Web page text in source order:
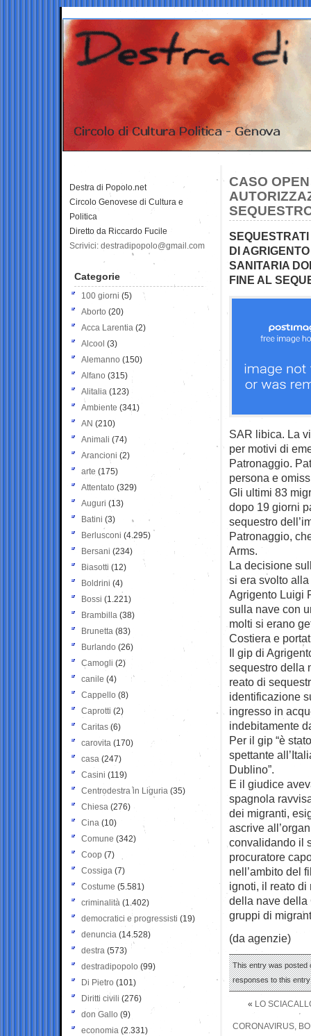
CASO
DI
SANITARIA
FINE AL
SAR libica. La
per motivi di
Patronaggio.
persona e
Gli ultimi 83
dopo 19 giorni
sequestro
Patronaggio,
Arms.
La decisione
si era svolto
Agrigento Luigi
sulla nave con
molti si erano
Costiera e
Il gip di
sequestro della
reato di
identificazione
ingresso in
indebitamente
Per il gip “è
spettante
Dublino”.
E il giudice
spagnola
dei migranti,
ascrive
convalidando il
procuratore
nell’ambito del
ignoti, il reato
della nave della
gruppi di
(da agenzie)
This entry was posted
responses to this
« LO
CORONAVIRUS,
Destra di Popolo.net
Circolo Genovese di Cultura e
Politica
Diretto da Riccardo Fucile
Scrivici: destradipopolo@gmail.com
Categorie
100 giorni (5)
Aborto (20)
Acca Larentia (2)
Alcool (3)
Alemanno (150)
Alfano (315)
Alitalia (123)
Ambiente (341)
AN (210)
Animali (74)
Arancioni (2)
arte (175)
Attentato (329)
Auguri (13)
Batini (3)
Berlusconi (4.295)
Bersani (234)
Biasotti (12)
Boldrini (4)
Bossi (1.221)
Brambilla (38)
Brunetta (83)
Burlando (26)
Camogli (2)
canile (4)
Cappello (8)
Caprotti (2)
Caritas (6)
carovita (170)
casa (247)
Casini (119)
Centrodestra in Liguria (35)
Chiesa (276)
Cina (10)
Comune (342)
Coop (7)
Cossiga (7)
Costume (5.581)
criminalità (1.402)
democratici e progressisti (19)
denuncia (14.528)
destra (573)
destradipopolo (99)
Di Pietro (101)
Diritti civili (276)
don Gallo (9)
economia (2.331)